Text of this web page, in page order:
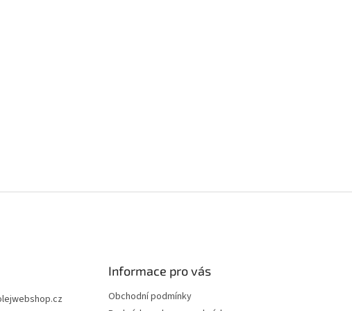
Informace pro vás
Obchodní podmínky